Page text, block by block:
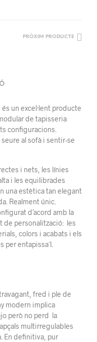
PRÒXIM PRODUCTE
un excel·lent producte
de tapisseria
configuracions.
al sofà i sentir-se
i nets, les línies
i les equilibrades
una estètica tan elegant
Realment únic.
d’acord amb la
de personalització: les
, colors i acabats i els
entapissa´l.
fred i ple de
modern implica
però no perd la
apçals multirregulables
En definitiva , pur